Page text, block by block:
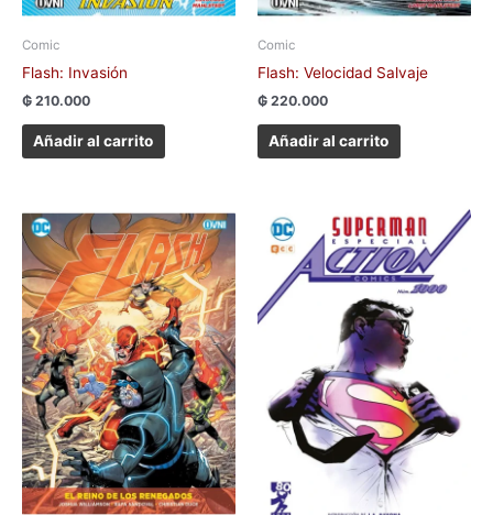
Comic
Flash: Invasión
₲ 210.000
Añadir al carrito
Comic
Flash: Velocidad Salvaje
₲ 220.000
Añadir al carrito